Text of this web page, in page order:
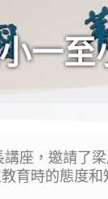
一至
，邀請了梁
育時的態度